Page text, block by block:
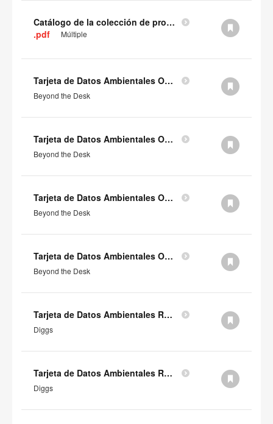
Catálogo de la colección de productos CarbonNeutral®
.pdf
Múltiple
Tarjeta de Datos Ambientales Orangebox Familia Beyond the Desk (en inglés)
Beyond the Desk
Tarjeta de Datos Ambientales Orangebox Beyond the Desk Booth inclusivo - BD86 (en inglés)
Beyond the Desk
Tarjeta de Datos Ambientales Orangebox Beyond the Desk Booth inclusivo - BD85 (en inglés)
Beyond the Desk
Tarjeta de Datos Ambientales Orangebox Beyond the Desk Booth inclusivo - BD84 (en inglés)
Beyond the Desk
Tarjeta de Datos Ambientales RHS Orangebox Diggs (en inglés)
Diggs
Tarjeta de Datos Ambientales RH Orangebox Diggs (en inglés)
Diggs